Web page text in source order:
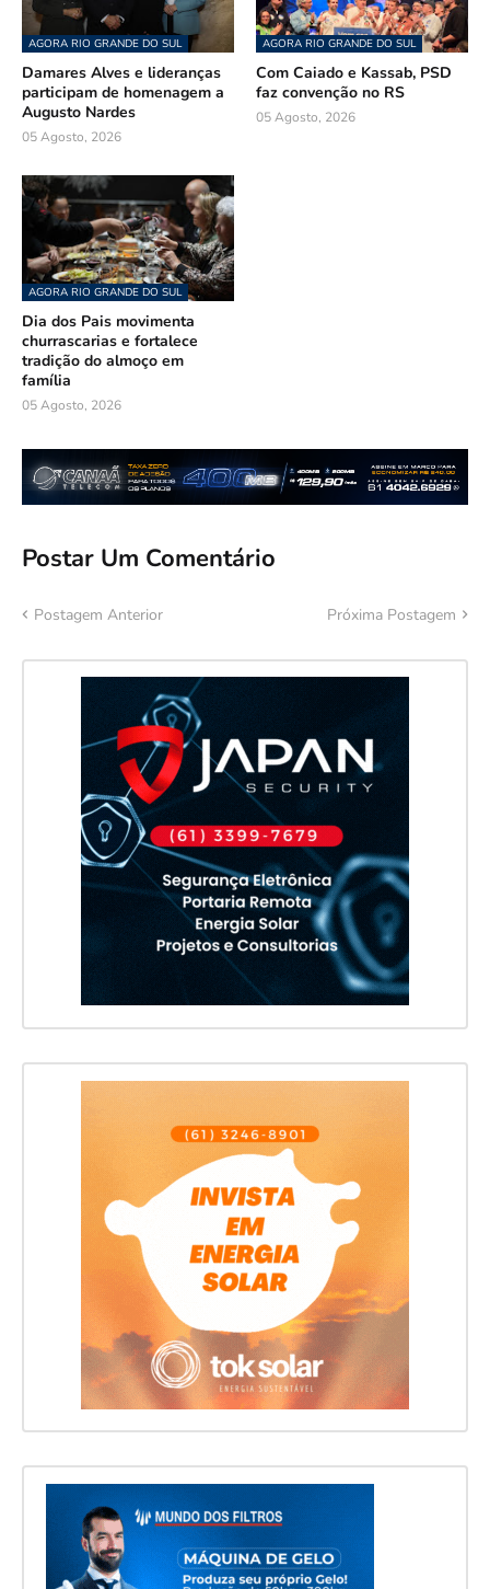
AGORA RIO GRANDE DO SUL
Damares Alves e lideranças
participam de homenagem a
Augusto Nardes
05 Agosto, 2026
AGORA RIO GRANDE DO SUL
Com Caiado e Kassab, PSD
faz convenção no RS
05 Agosto, 2026
AGORA RIO GRANDE DO SUL
Dia dos Pais movimenta
churrascarias e fortalece
tradição do almoço em
família
05 Agosto, 2026
Postar Um Comentário
Postagem Anterior Próxima Postagem